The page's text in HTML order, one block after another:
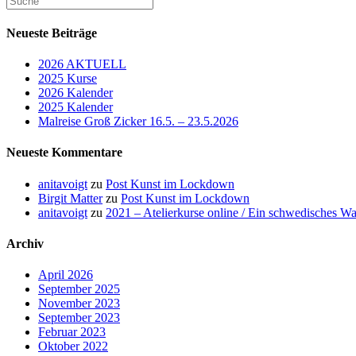
nach:
Neueste Beiträge
2026 AKTUELL
2025 Kurse
2026 Kalender
2025 Kalender
Malreise Groß Zicker 16.5. – 23.5.2026
Neueste Kommentare
anitavoigt zu Post Kunst im Lockdown
Birgit Matterzu Post Kunst im Lockdown
anitavoigt zu 2021 – Atelierkurse online / Ein schwedisches
Archiv
April 2026
September 2025
November 2023
September 2023
Februar 2023
Oktober 2022